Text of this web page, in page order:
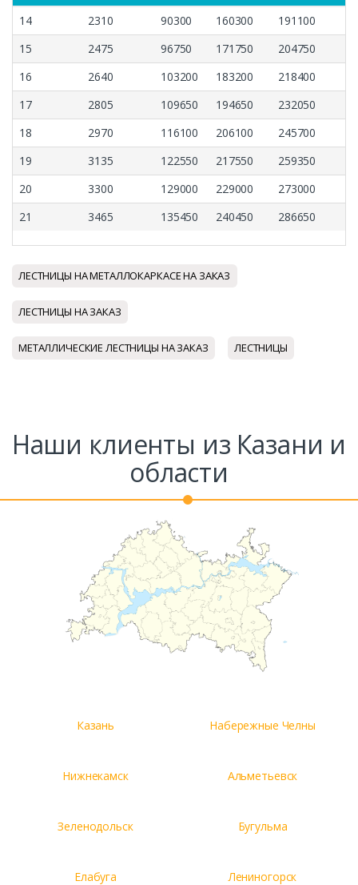
14
2310 90300 160300
191100
15
2475 96750 171750
204750
16
2640 103200 183200
218400
17
2805 109650 194650
232050
18
2970 116100 206100
245700
19
3135 122550 217550
259350
20
3300 129000 229000
273000
21
3465 135450 240450 286650
ЛЕСТНИЦЫ НА МЕТАЛЛОКАРКАСЕ НА ЗАКАЗ
ЛЕСТНИЦЫ НА ЗАКАЗ
МЕТАЛЛИЧЕСКИЕ ЛЕСТНИЦЫ НА ЗАКАЗ ЛЕСТНИЦЫ
Наши клиенты из Казани и
области
Казань Набережные Челны
Нижнекамск Альметьевск
Зеленодольск Бугульма
Елабуга Лениногорск